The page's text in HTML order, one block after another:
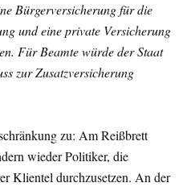
Bürgerversicherung für die
und eine private Versicherung
Für Beamte würde der Staat
zur Zusatzversicherung
zu: Am Reißbrett
wieder Politiker, die
Klientel durchzusetzen. An der